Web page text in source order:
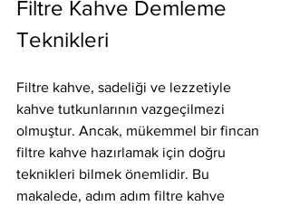
Filtre Kahve Demleme
Teknikleri
Filtre kahve, sadeliği ve lezzetiyle
kahve tutkunlarının vazgeçilmezi
olmuştur. Ancak, mükemmel bir fincan
filtre kahve hazırlamak için doğru
teknikleri bilmek önemlidir. Bu
makalede, adım adım filtre kahve